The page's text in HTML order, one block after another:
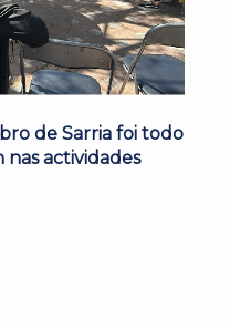
de Sarria foi todo
actividades